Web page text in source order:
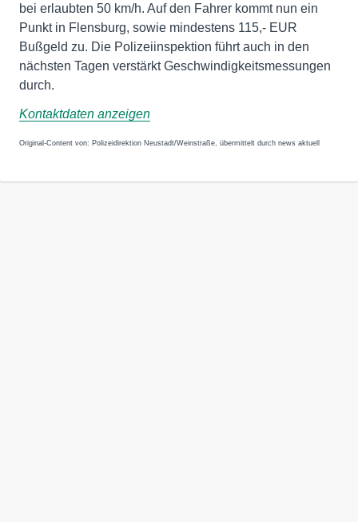
bei erlaubten 50 km/h. Auf den Fahrer kommt nun ein
Punkt in Flensburg, sowie mindestens 115,- EUR
Bußgeld zu. Die Polizeiinspektion führt auch in den
nächsten Tagen verstärkt Geschwindigkeitsmessungen
durch.
Kontaktdaten anzeigen
Original-Content von: Polizeidirektion Neustadt/Weinstraße, übermittelt durch news aktuell